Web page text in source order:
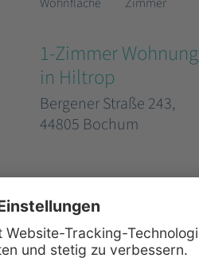
1-Zimmer Wohnung
in Hiltrop
Bergener Straße 243,
44805 Bochum
Gesamtmiete
47,96 m2
Wohnfläche
1
Zimmer